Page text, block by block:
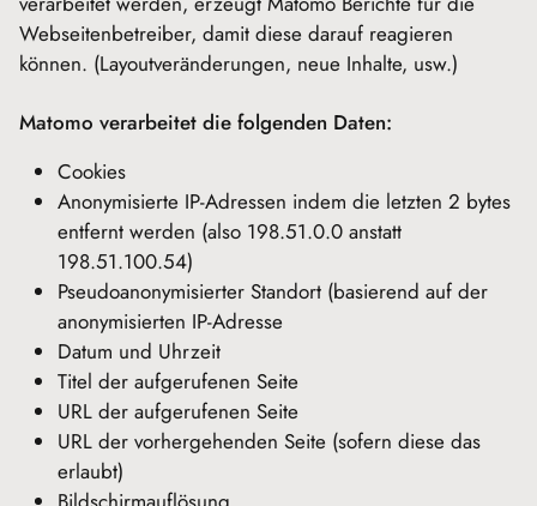
Webseitenbetreiber, damit diese darauf reagieren
können. (Layoutveränderungen, neue Inhalte, usw.)
Matomo verarbeitet die folgenden Daten:
Cookies
Anonymisierte IP-Adressen indem die letzten 2 bytes
entfernt werden (also 198.51.0.0 anstatt
198.51.100.54)
Pseudoanonymisierter Standort (basierend auf der
anonymisierten IP-Adresse
Datum und Uhrzeit
Titel der aufgerufenen Seite
URL der aufgerufenen Seite
URL der vorhergehenden Seite (sofern diese das
erlaubt)